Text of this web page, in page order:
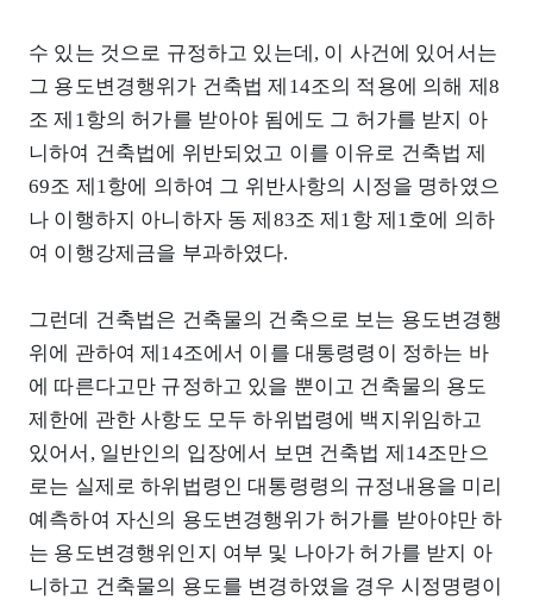
수 있는 것으로 규정하고 있는데, 이 사건에 있어서는
그 용도변경행위가 건축법 제14조의 적용에 의해 제8
조 제1항의 허가를 받아야 됨에도 그 허가를 받지 아
니하여 건축법에 위반되었고 이를 이유로 건축법 제
69조 제1항에 의하여 그 위반사항의 시정을 명하였으
나 이행하지 아니하자 동 제83조 제1항 제1호에 의하
여 이행강제금을 부과하였다.
그런데 건축법은 건축물의 건축으로 보는 용도변경행
위에 관하여 제14조에서 이를 대통령령이 정하는 바
에 따른다고만 규정하고 있을 뿐이고 건축물의 용도
제한에 관한 사항도 모두 하위법령에 백지위임하고
있어서, 일반인의 입장에서 보면 건축법 제14조만으
로는 실제로 하위법령인 대통령령의 규정내용을 미리
예측하여 자신의 용도변경행위가 허가를 받아야만 하
는 용도변경행위인지 여부 및 나아가 허가를 받지 아
니하고 건축물의 용도를 변경하였을 경우 시정명령이